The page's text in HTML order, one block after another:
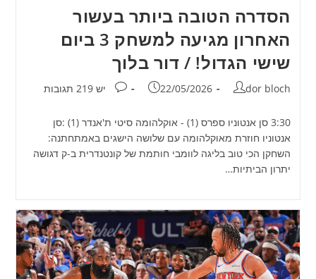
הסדרה הטובה ביותר בעשור
האחרון מגיעה למשחק 3 ביום
שישי הגדול! / דור בלוך
מחבר:
dor bloch פורסם:
22/05/2026 תגובות:
יש 219 תגובות
3:30 סן אנטוניו ספרס (1) - אוקלהומה סיטי ת'אנדר (1) :סן
אנטוניו חוזרת מאוקלהומה עם שלושה הישגים באמתחתנה:
השחקן הכי טוב בליגה לוומבי חותמת של קונטנדרית ב-ק דגושה
יתרון הביתיות…